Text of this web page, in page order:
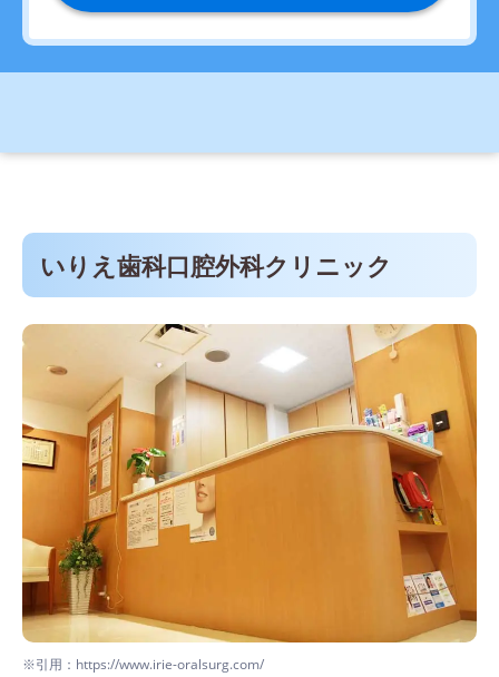
いりえ歯科口腔外科クリニック
※引用：https://www.irie-oralsurg.com/